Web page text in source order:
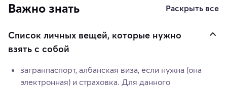
Важно знать Раскрыть все
Список личных вещей, которые нужно
взять с собой
загранпаспорт, албанская виза, если нужна (она
электронная) и страховка. Для данного